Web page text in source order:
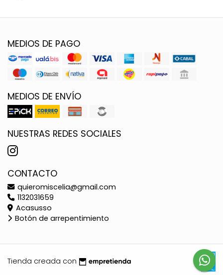
MEDIOS DE PAGO
MEDIOS DE ENVÍO
NUESTRAS REDES SOCIALES
CONTACTO
quieromiscelia@gmail.com
1132031659
Acasusso
Botón de arrepentimiento
Tienda creada con